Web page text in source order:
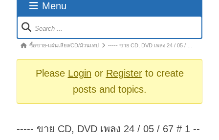
Menu
Forum
Navigation
Forumซื้อขาย-แผ่นเสียง/CD/ม้วนเทป ----- ขาย CD, DVD เพลง 24 / 05 / …
Please Login or Registerto create
posts and topics.
----- ขาย CD, DVD เพลง 24 / 05 / 67 # 1 --